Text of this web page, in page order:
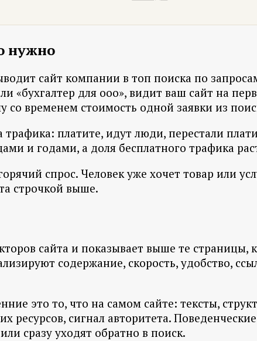
нужно
сайт компании в топ поиска по
«бухгалтер для ооо», видит ваш сайт на
со временем стоимость одной заявки из
платите, идут люди, перестали
и годами, а доля бесплатного трафика
спрос. Человек уже хочет товар или
строчкой выше.
сайта и показывает выше те
содержание, скорость, удобство,
это то, что на самом сайте: тексты,
ресурсов, сигнал авторитета.
сразу уходят обратно в поиск.